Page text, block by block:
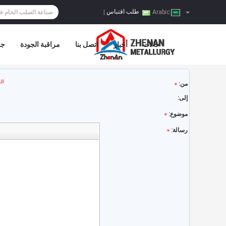
طلب اقتباس
مراقبة الجودة اتصل بنا أخبار حالات
من:
إلى:
موضوع:
رسالة: